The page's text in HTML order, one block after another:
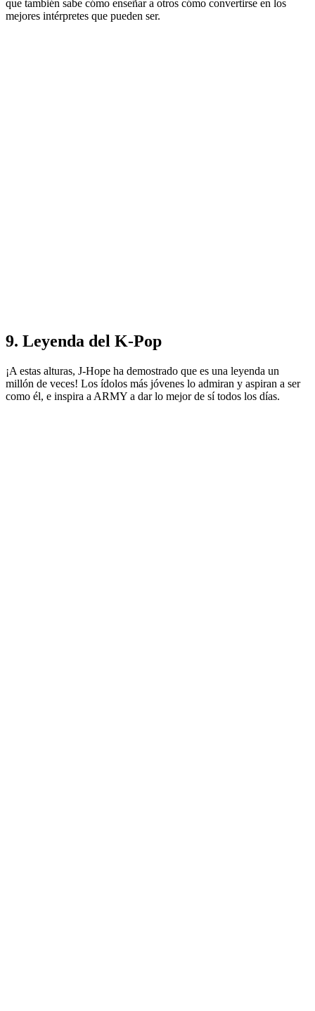
que también sabe cómo enseñar a otros cómo convertirse en los
mejores intérpretes que pueden ser.
9. Leyenda del K-Pop
¡A estas alturas, J-Hope ha demostrado que es una leyenda un
millón de veces! Los ídolos más jóvenes lo admiran y aspiran a ser
como él, e inspira a ARMY a dar lo mejor de sí todos los días.